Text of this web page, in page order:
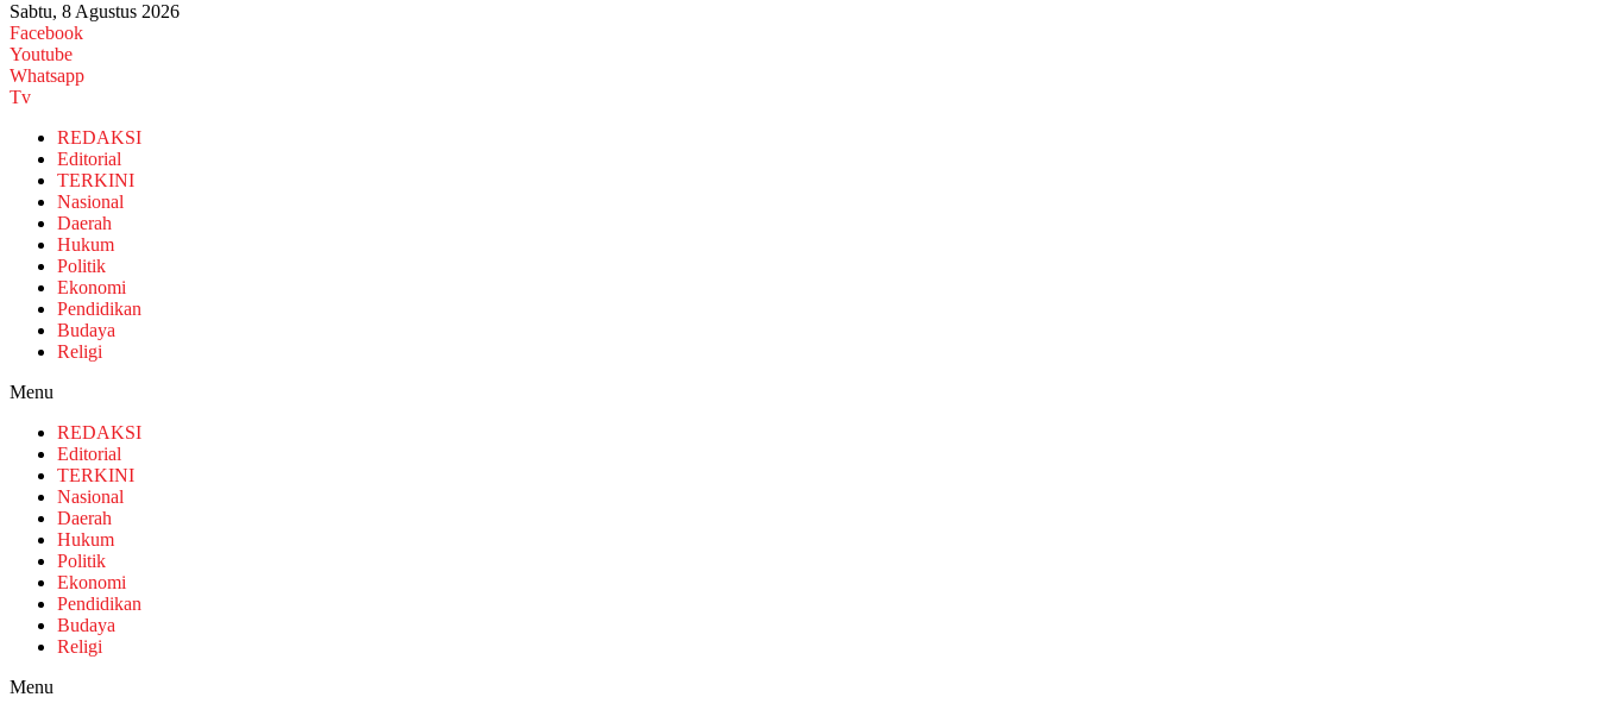
Sabtu, 8 Agustus 2026
Facebook
Youtube
Whatsapp
Tv
REDAKSI
Editorial
TERKINI
Nasional
Daerah
Hukum
Politik
Ekonomi
Pendidikan
Budaya
Religi
Menu
REDAKSI
Editorial
TERKINI
Nasional
Daerah
Hukum
Politik
Ekonomi
Pendidikan
Budaya
Religi
Menu